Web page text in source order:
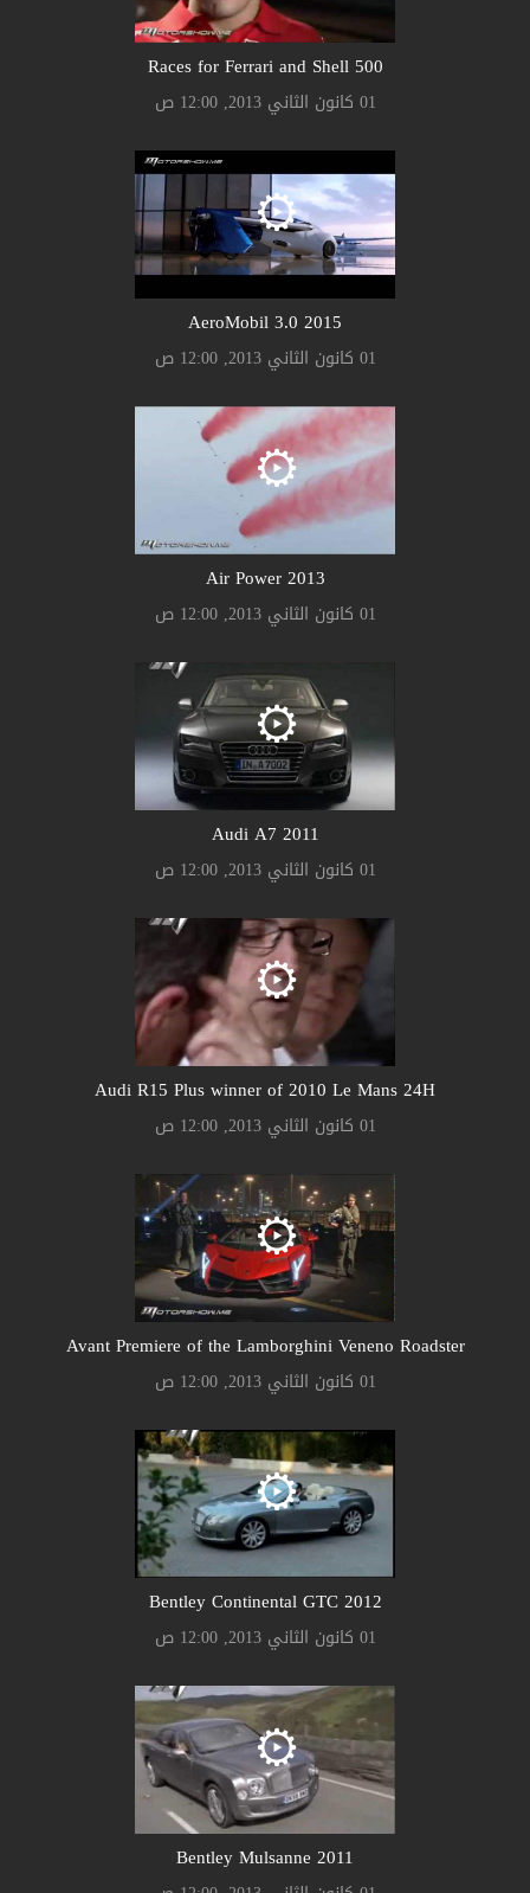
500 Races for Ferrari and Shell
01 كانون الثاني 2013, 12:00 ص
AeroMobil 3.0 2015
01 كانون الثاني 2013, 12:00 ص
Air Power 2013
01 كانون الثاني 2013, 12:00 ص
Audi A7 2011
01 كانون الثاني 2013, 12:00 ص
Audi R15 Plus winner of 2010 Le Mans 24H
01 كانون الثاني 2013, 12:00 ص
Avant Premiere of the Lamborghini Veneno Roadster
01 كانون الثاني 2013, 12:00 ص
Bentley Continental GTC 2012
01 كانون الثاني 2013, 12:00 ص
Bentley Mulsanne 2011